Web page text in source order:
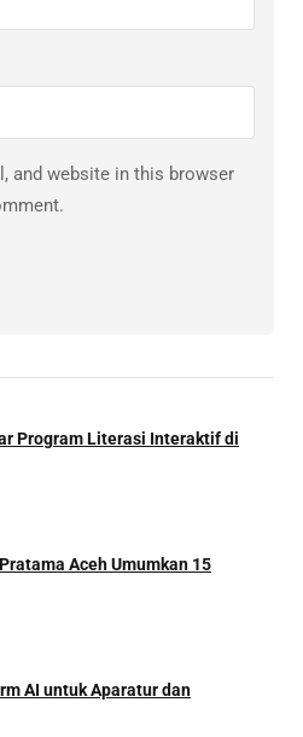
and website in this browser
Program Literasi Interaktif di
Aceh Umumkan 15
AI untuk Aparatur dan